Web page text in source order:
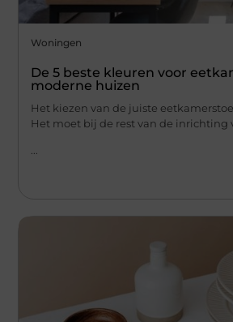
Woningen
De 5 beste kleuren voor
moderne huizen
Het kiezen van de juiste
Het moet bij de rest van de inrichting
...